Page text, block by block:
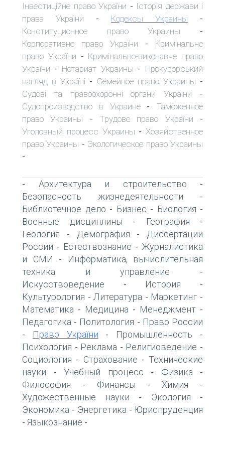
Інвестиційне право України - Історія держави і
права України - Кодексы Украины -
Конституционное право Украины -
Корпоративне право України - Кримінальне
право України - Кримінально-виконавче право
України - Нотариат Украины - Прокурорський
нагляд в Україні - Семейное право Украины -
Судові та правоохоронні органи України -
Судопроизводство в Украине- Таможенное
право Украины - Трудове право України -
Уголовный процесс Украины - Хозяйственное
право Украины - Экологическое право Украины
-
- Архитектура и строительство -
Безопасность жизнедеятельности -
Библиотечное дело - Бизнес - Биология -
Военные дисциплины - География -
Геология - Демография -
Диссертации
России - Естествознание - Журналистика
и СМИ -
Информатика, вычислительная
техника и управление -
Искусствоведение - История -
Культурология - Литература - Маркетинг -
Математика - Медицина - Менеджмент -
Педагогика - Политология - Право России
- Право України - Промышленность -
Психология - Реклама - Религиоведение -
Социология - Страхование - Технические
науки - Учебный процесс - Физика -
Философия - Финансы - Химия -
Художественные науки - Экология -
Экономика - Энергетика - Юриспруденция
- Языкознание -